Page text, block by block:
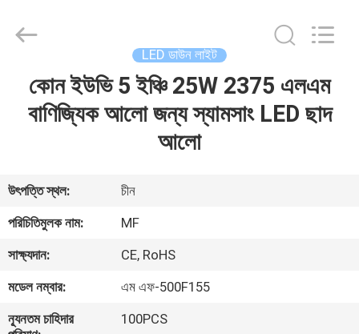
বাড়ি
ভিডিও
সম্পর্কে
কারখানা
Lighting
Co.,Ltd..
LED ডাউন লাইট
কোন ইউভি 5 ইঞ্চি 25W 2375 এলএম
বাণিজ্যিক আলো জন্য স্যামসাং LED ছাদ
আলো
উৎপত্তি স্থল:
চীন
পরিচিতিমুলক নাম:
MF
সাক্ষ্যদান:
CE, RoHS
মডেল নম্বার:
এম এফ-500F155
ন্যূনতম চাহিদার
100PCS